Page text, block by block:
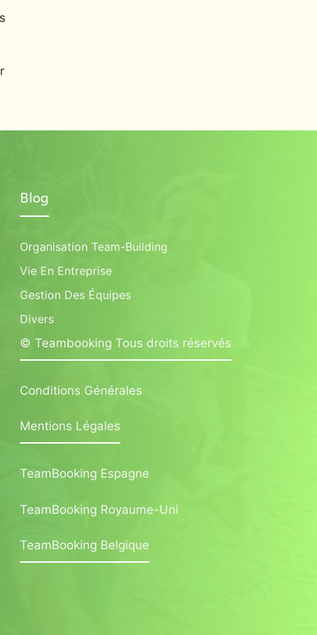
Blog
Organisation Team-Building
Vie En Entreprise
Gestion Des Équipes
Divers
© Teambooking Tous droits réservés
Conditions Générales
Mentions Légales
TeamBooking Espagne
TeamBooking Royaume-Uni
TeamBooking Belgique